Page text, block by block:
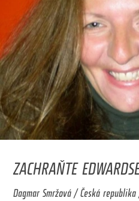
ZACHRAŇTE
Dagmar Smržová / Česká